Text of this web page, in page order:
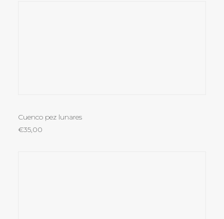
Cuenco pez lunares
€35,00